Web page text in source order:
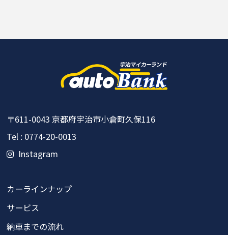
〒611-0043京都府宇治市小倉町久保116
Tel : 0774-20-0013
Instagram
カーラインナップ
サービス
納車までの流れ